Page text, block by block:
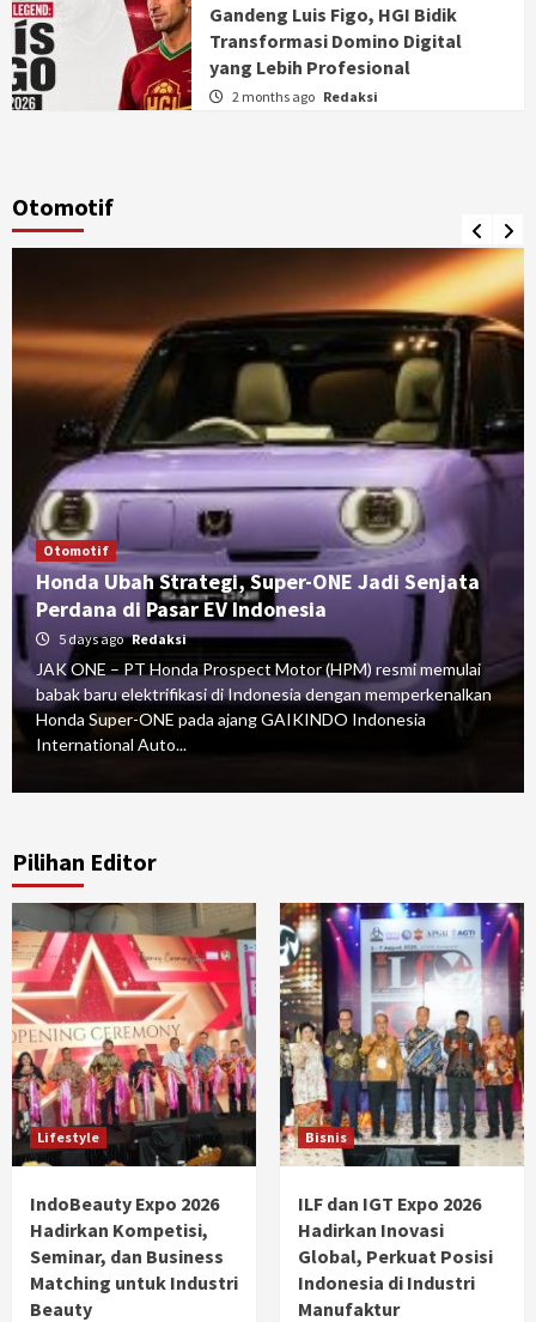
Gandeng Luis Figo, HGI Bidik
Transformasi Domino Digital
yang Lebih Profesional
2 months ago Redaksi
Otomotif
Otomotif
Honda Ubah Strategi, Super-ONE Jadi Senjata
Perdana di Pasar EV Indonesia
5 days ago Redaksi
JAK ONE – PT Honda Prospect Motor (HPM) resmi memulai
babak baru elektrifikasi di Indonesia dengan memperkenalkan
Honda Super-ONE pada ajang GAIKINDO Indonesia
International Auto...
Pilihan Editor
Lifestyle
IndoBeauty Expo 2026
Hadirkan Kompetisi,
Seminar, dan Business
Matching untuk Industri
Beauty
Bisnis
ILF dan IGT Expo 2026
Hadirkan Inovasi
Global, Perkuat Posisi
Indonesia di Industri
Manufaktur